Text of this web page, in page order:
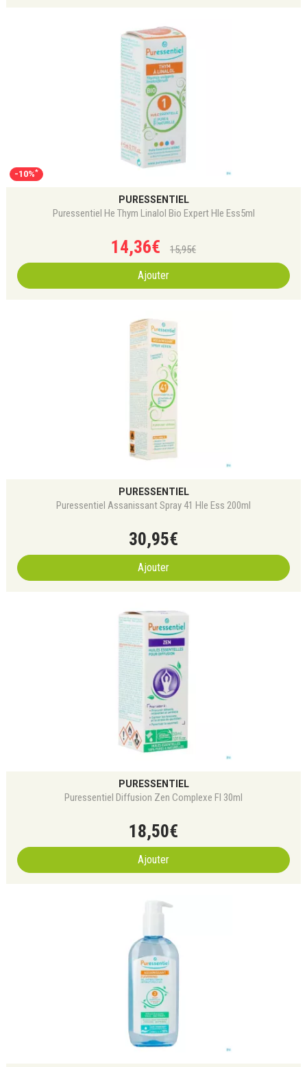
-10%*
PURESSENTIEL
Puressentiel He Thym Linalol Bio Expert Hle Ess5ml
14,36€ 15,95€
Ajouter
PURESSENTIEL
Puressentiel Assanissant Spray 41 Hle Ess 200ml
30,95€
Ajouter
PURESSENTIEL
Puressentiel Diffusion Zen Complexe Fl 30ml
18,50€
Ajouter